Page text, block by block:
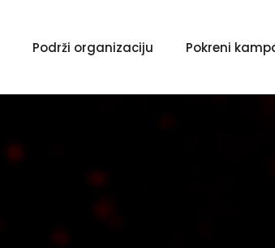
Podrži organizaciju Pokreni